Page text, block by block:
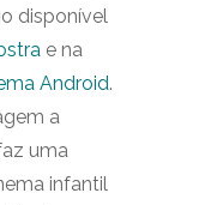
disponível
e na
Android.
a
uma
infantil